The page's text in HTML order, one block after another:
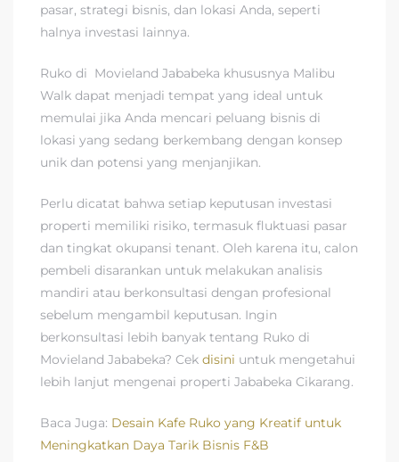
pasar, strategi bisnis, dan lokasi Anda, seperti
halnya investasi lainnya.
Ruko di Movieland Jababeka khususnya Malibu
Walk dapat menjadi tempat yang ideal untuk
memulai jika Anda mencari peluang bisnis di
lokasi yang sedang berkembang dengan konsep
unik dan potensi yang menjanjikan.
Perlu dicatat bahwa setiap keputusan investasi
properti memiliki risiko, termasuk fluktuasi pasar
dan tingkat okupansi tenant. Oleh karena itu, calon
pembeli disarankan untuk melakukan analisis
mandiri atau berkonsultasi dengan profesional
sebelum mengambil keputusan. Ingin
berkonsultasi lebih banyak tentang Ruko di
Movieland Jababeka? Cek disini untuk mengetahui
lebih lanjut mengenai properti Jababeka Cikarang.
Baca Juga: Desain Kafe Ruko yang Kreatif untuk
Meningkatkan Daya Tarik Bisnis F&B